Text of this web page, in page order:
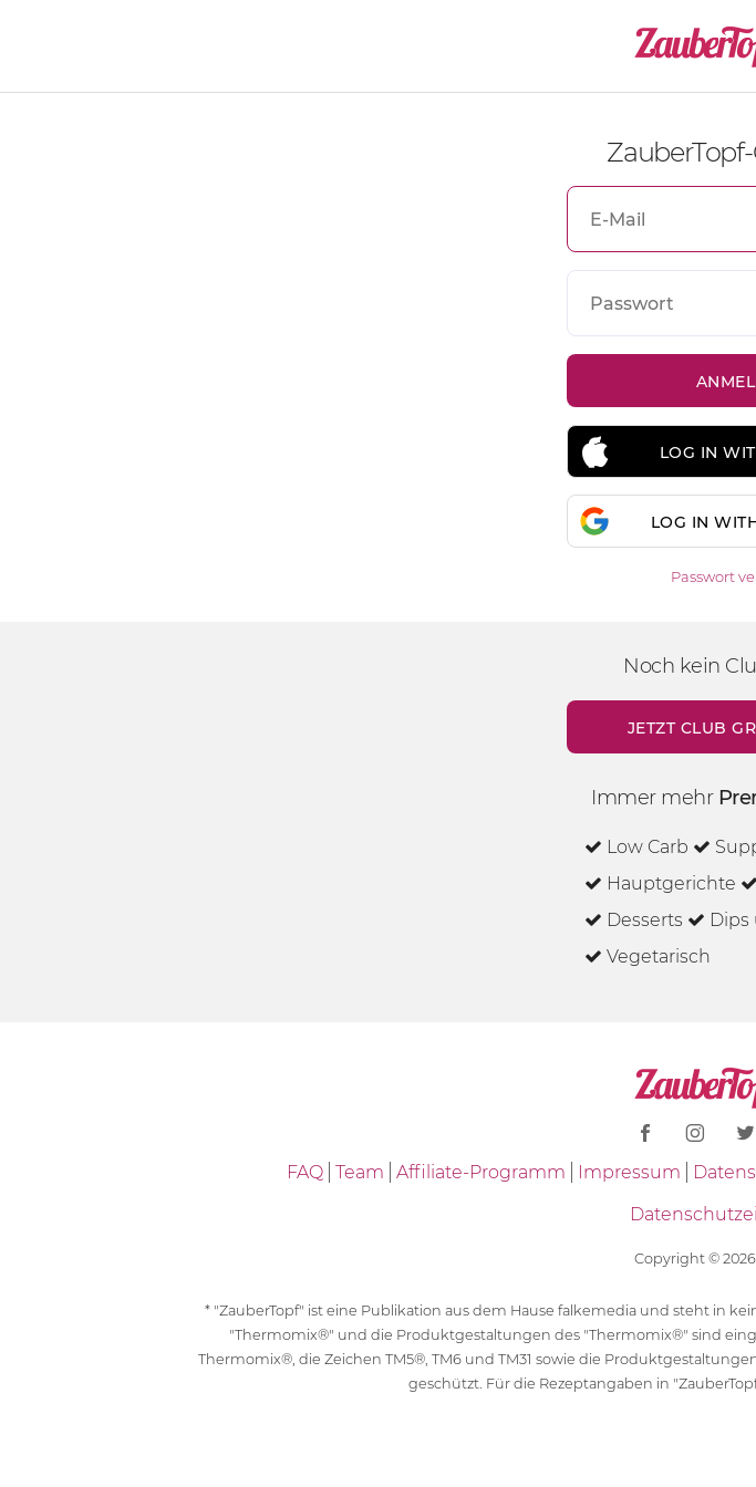
LOG IN
LOG IN
Passwort
Noch kein
JETZT CLUB
Immer mehr
Low Carb
Hauptgerichte
Desserts
Dips
Vegetarisch
FAQ Team Affiliate-Programm Impressum
Copyright ©
* "ZauberTopf" ist eine Publikation aus dem Hause falkemedia und steht in
"Thermomix®" und die Produktgestaltungen des "Thermomix®" sind
Thermomix®, die Zeichen TM5®, TM6 und TM31 sowie die
geschützt. Für die Rezeptangaben in